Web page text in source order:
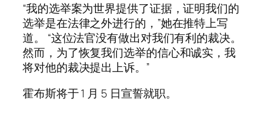
“我的选举案为世界提供了证据，证明我们的
选举是在法律之外进行的，”她在推特上写
道。 “这位法官没有做出对我们有利的裁决。
然而，为了恢复我们选举的信心和诚实，我
将对他的裁决提出上诉。”
霍布斯将于 1 月 5 日宣誓就职。